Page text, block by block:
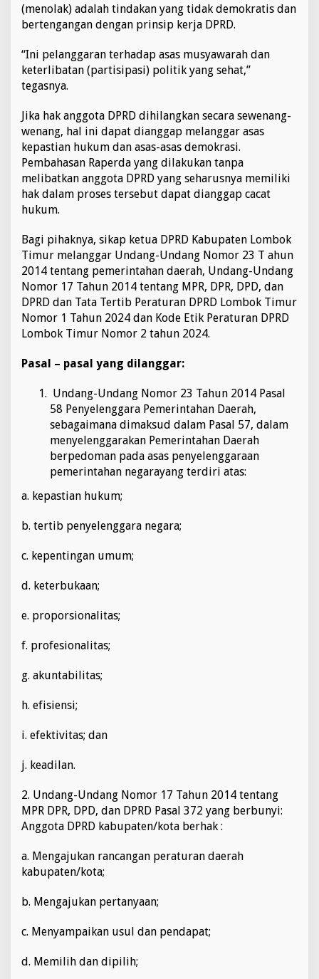
(menolak) adalah tindakan yang tidak demokratis dan
bertengangan dengan prinsip kerja DPRD.
“Ini pelanggaran terhadap asas musyawarah dan
keterlibatan (partisipasi) politik yang sehat,”
tegasnya.
Jika hak anggota DPRD dihilangkan secara sewenang-
wenang, hal ini dapat dianggap melanggar asas
kepastian hukum dan asas-asas demokrasi.
Pembahasan Raperda yang dilakukan tanpa
melibatkan anggota DPRD yang seharusnya memiliki
hak dalam proses tersebut dapat dianggap cacat
hukum.
Bagi pihaknya, sikap ketua DPRD Kabupaten Lombok
Timur melanggar Undang-Undang Nomor 23 T ahun
2014 tentang pemerintahan daerah, Undang-Undang
Nomor 17 Tahun 2014 tentang MPR, DPR, DPD, dan
DPRD dan Tata Tertib Peraturan DPRD Lombok Timur
Nomor 1 Tahun 2024 dan Kode Etik Peraturan DPRD
Lombok Timur Nomor 2 tahun 2024.
Pasal – pasal yang dilanggar:
Undang-Undang Nomor 23 Tahun 2014 Pasal
58 Penyelenggara Pemerintahan Daerah,
sebagaimana dimaksud dalam Pasal 57, dalam
menyelenggarakan Pemerintahan Daerah
berpedoman pada asas penyelenggaraan
pemerintahan negarayang terdiri atas:
a. kepastian hukum;
b. tertib penyelenggara negara;
c. kepentingan umum;
d. keterbukaan;
e. proporsionalitas;
f. profesionalitas;
g. akuntabilitas;
h. efisiensi;
i. efektivitas; dan
j. keadilan.
2. Undang-Undang Nomor 17 Tahun 2014 tentang
MPR DPR, DPD, dan DPRD Pasal 372 yang berbunyi:
Anggota DPRD kabupaten/kota berhak :
a. Mengajukan rancangan peraturan daerah
kabupaten/kota;
b. Mengajukan pertanyaan;
c. Menyampaikan usul dan pendapat;
d. Memilih dan dipilih;